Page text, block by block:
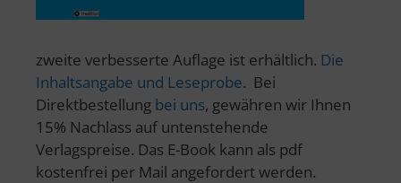
zweite verbesserte Auflage ist erhältlich. Die
Inhaltsangabe und Leseprobe. Bei
Direktbestellung bei uns, gewähren wir Ihnen
15% Nachlass auf untenstehende
Verlagspreise. Das E-Book kann als pdf
kostenfrei per Mail angefordert werden.